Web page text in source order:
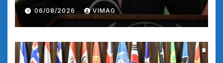
06/08/2026 VIMAG